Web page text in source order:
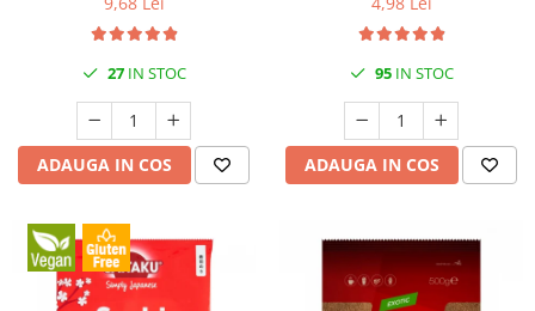
27IN STOC
ADAUGA IN COS
95IN STOC
ADAUGA IN COS